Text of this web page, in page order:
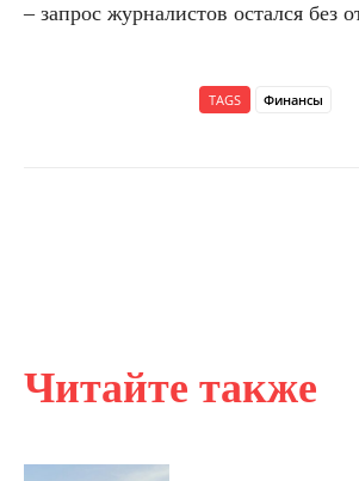
Читайте также
– запрос журналистов остался без
TAGS Финансы